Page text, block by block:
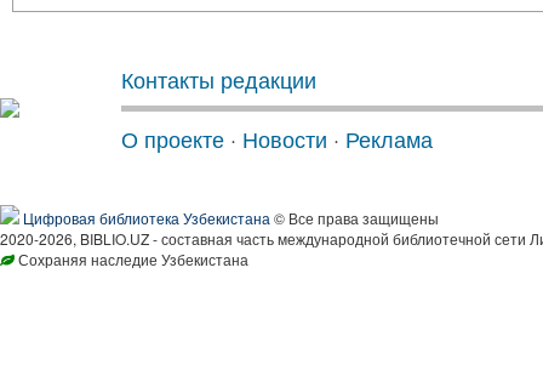
Контакты редакции
О проекте · Новости · Реклама
Цифровая библиотека Узбекистана © Все права защищены
2020-2026, BIBLIO.UZ - составная часть международной библиотечной сети
Сохраняя наследие Узбекистана